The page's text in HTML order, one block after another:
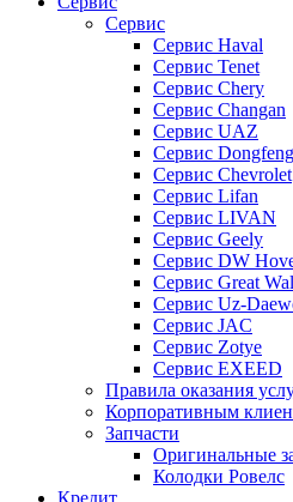
Сервис
Сервис Haval
Сервис Tenet
Сервис Chery
Сервис Changan
Сервис UAZ
Сервис Dongfeng
Сервис Chevrolet
Сервис Lifan
Сервис LIVAN
Сервис Geely
Сервис DW
Сервис Great
Сервис Uz-
Сервис JAC
Сервис Zotye
Сервис EXEED
Правила оказания
Корпоративным
Запчасти
Оригинальные
Колодки Ровелс